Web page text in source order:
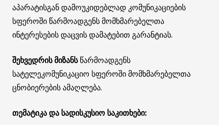
აპარატისგან დამოუკიდებლად კომუნიკაციების
სფეროში წარმოადგენს მომხმარებელთა
ინტერესების დაცვის დამატებით გარანტიას.
შეხვედრის მიზანსწარმოადგენს
სატელეკომუნიკაციო სფეროში მომხმარებელთა
ცნობიერების ამაღლება.
თემატიკა და სადისკუსიო საკითხები: